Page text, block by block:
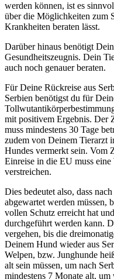
werden können, ist es
über die Möglichkeiten zum
Krankheiten beraten lässt.
Darüber hinaus benötigt
Gesundheitszeugnis. Dein
auch noch genauer beraten.
Für Deine Rückreise aus
Serbien benötigst du für
mit positivem Ergebnis. Der
muss mindestens 30 Tage
zudem von Deinem Tierarzt
Hundes vermerkt sein. Vom
Einreise in die EU muss
verstreichen.
Dies bedeutet also, dass
abgewartet werden müssen,
vollen Schutz erreicht hat
durchgeführt werden kann.
vergehen, bis die
Deinem Hund wieder aus
Welpen, bzw. Junghunde
alt sein müssen, um nach
mindestens 7 Monate alt,